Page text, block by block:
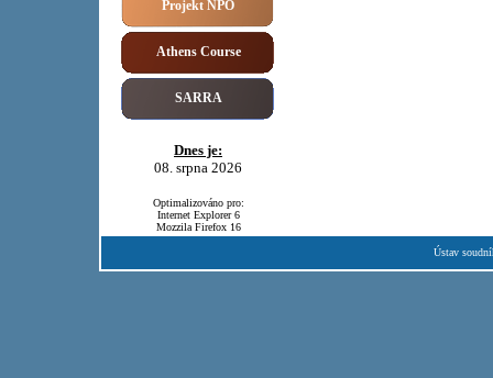
Projekt NPO
Athens Course
SARRA
Dnes je:
08. srpna 2026
Optimalizováno pro:
Internet Explorer 6
Mozzila Firefox 16
Ústav